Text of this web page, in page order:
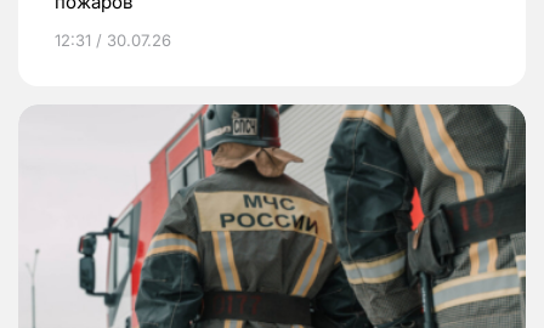
12:31 / 30.07.26